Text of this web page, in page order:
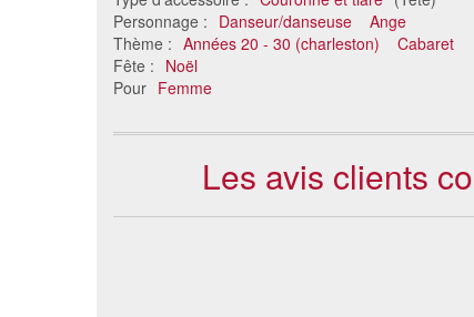
Personnage : Danseur/danseuse
Ange
Thème : Années 20 - 30 (charleston)
Cabaret
Fête : Noël
Pour Femme
Les avis clients